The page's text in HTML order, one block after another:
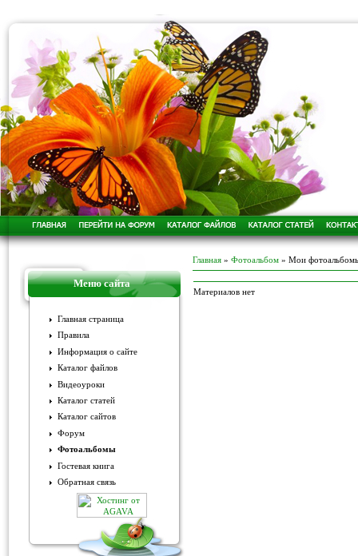
Меню сайта
Главная страница
Правила
Информация о сайте
Каталог файлов
Видеоуроки
Каталог статей
Каталог сайтов
Форум
Фотоальбомы
Гостевая книга
Обратная связь
Главная » Фотоальбом » Мои
Материалов нет